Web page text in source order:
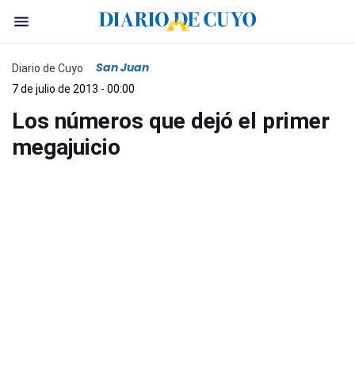
Diario de Cuyo San Juan
7 de julio de 2013 - 00:00
Los números que dejó el primer
megajuicio